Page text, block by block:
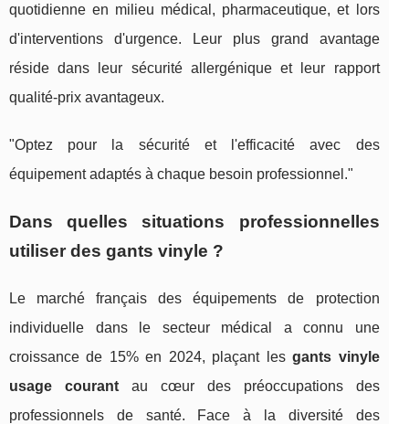
quotidienne en milieu médical, pharmaceutique, et lors
d'interventions d'urgence. Leur plus grand avantage
réside dans leur sécurité allergénique et leur rapport
qualité-prix avantageux.
"Optez pour la sécurité et l'efficacité avec des
équipement adaptés à chaque besoin professionnel."
Dans quelles situations professionnelles
utiliser des gants vinyle ?
Le marché français des équipements de protection
individuelle dans le secteur médical a connu une
croissance de 15% en 2024, plaçant lesgants vinyle
usage courantau cœur des préoccupations des
professionnels de santé. Face à la diversité des